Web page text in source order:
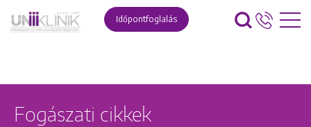
Időpontfoglalás
Fogászati cikkek